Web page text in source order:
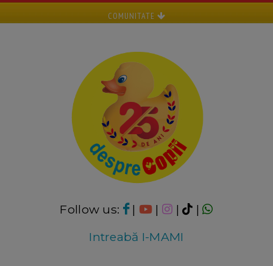
COMUNITATE
Follow us: | | |
|
Intreabă I-MAMI